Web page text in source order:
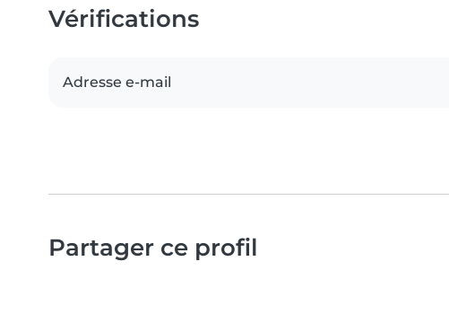
Vérifications
Adresse e-mail
Partager ce profil